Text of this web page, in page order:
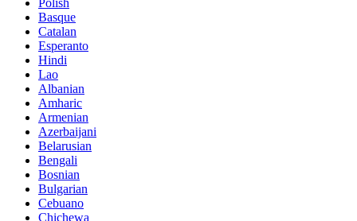
Polish
Basque
Catalan
Esperanto
Hindi
Lao
Albanian
Amharic
Armenian
Azerbaijani
Belarusian
Bengali
Bosnian
Bulgarian
Cebuano
Chichewa